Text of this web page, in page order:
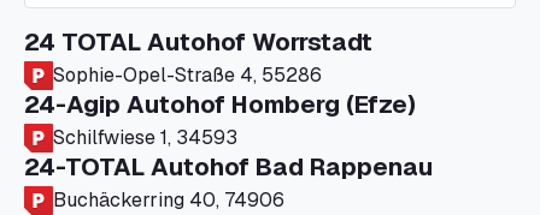
24 TOTAL Autohof Worrstadt
Sophie-Opel-Straße 4, 55286
24-Agip Autohof Homberg (Efze)
Schilfwiese 1, 34593
24-TOTAL Autohof Bad Rappenau
Buchäckerring 40, 74906